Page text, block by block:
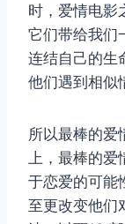
时，爱情电影
它们带给我们
连结自己的生
他们遇到相似
所以最棒的爱
上，最棒的
于恋爱的可能
至更改变他们